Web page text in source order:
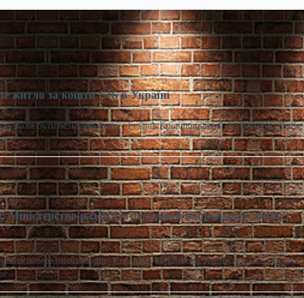
житло за кошти ЄІБ в Україні
може бути безкоштовною. / Freepik Кропивницький, Кременчук, Львів,
Міністерство разом із громадами напрацьовує зміни |
попередніх періодів. Сьогодні, 18:16 Фото: minfin.com.ua Реформа